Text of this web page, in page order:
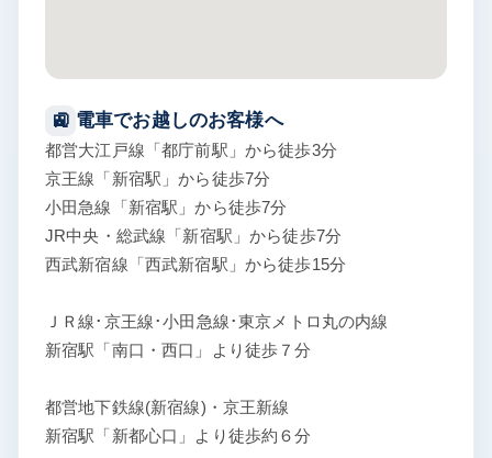
🚉 電車でお越しのお客様へ
都営大江戸線「都庁前駅」から徒歩3分
京王線「新宿駅」から徒歩7分
小田急線「新宿駅」から徒歩7分
JR中央・総武線「新宿駅」から徒歩7分
西武新宿線「西武新宿駅」から徒歩15分
ＪＲ線･京王線･小田急線･東京メトロ丸の内線
新宿駅「南口・西口」より徒歩７分
都営地下鉄線(新宿線)・京王新線
新宿駅「新都心口」より徒歩約６分